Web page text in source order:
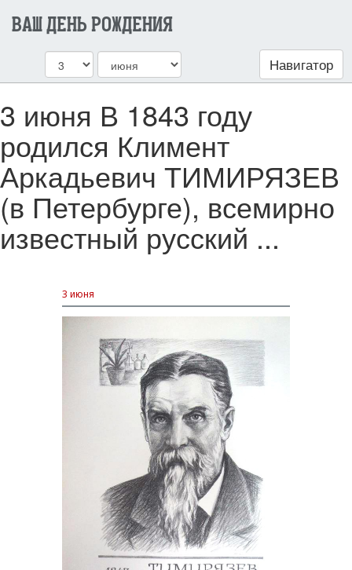
ВАШ ДЕНЬ РОЖДЕНИЯ
Навигатор
3 июня В 1843 году
родился Климент
Аркадьевич ТИМИРЯЗЕВ
(в Петербурге), всемирно
известный русский ...
3 июня